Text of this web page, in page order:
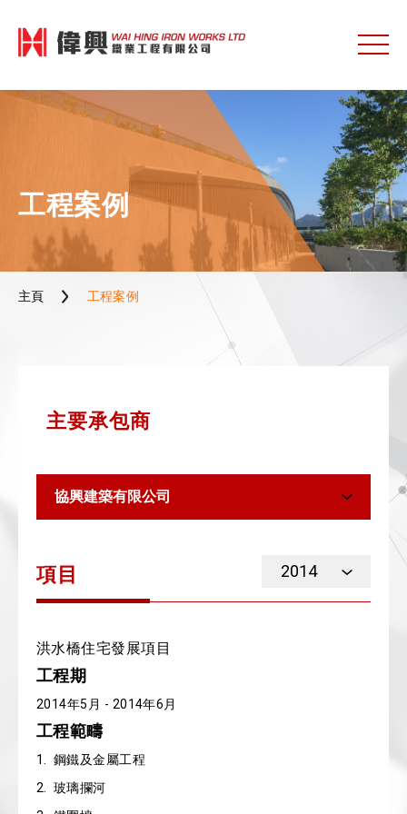
工程案例
主頁 工程案例
主要承包商
協興建築有限公司
項目 2014
洪水橋住宅發展項目
工程期
2014年5月 - 2014年6月
工程範疇
1. 鋼鐵及金屬工程
2. 玻璃攔河